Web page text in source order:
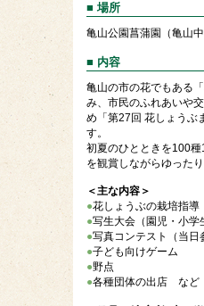
■ 場所
亀山公園菖蒲園（亀山中
■ 内容
亀山の市の花でもある
み、市民のふれあいや
め「第27回 花しょうぶ
す。
初夏のひとときを100
を観賞しながらゆった
＜主な内容＞
●花しょうぶの栽培指導
●写生大会（園児・小学
●写真コンテスト（当日
●子ども向けゲーム
●野点
●各種団体の出店 など